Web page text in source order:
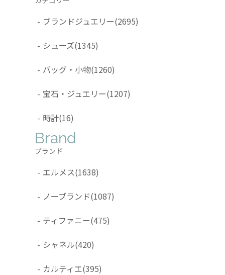
- ブランドジュエリー(2695)
- シューズ(1345)
- バッグ・小物(1260)
- 宝石・ジュエリー(1207)
- 時計(16)
Brand
ブランド
- エルメス(1638)
- ノーブランド(1087)
- ティファニー(475)
- シャネル(420)
- カルティエ(395)